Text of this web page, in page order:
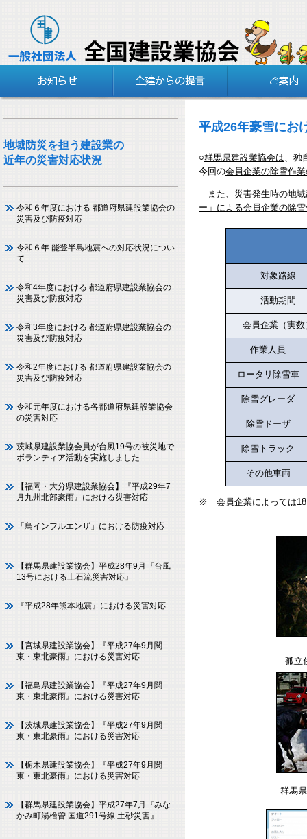
平成26年豪雪にお
○群馬県建設業協会は 、独
今回の会員企業の除雪作
また、災害発生時の地域
ー」による会員企業の除
対象路線
活動期間
会員企業（実数
作業人員
ロータリ除雪車
除雪グレーダ
除雪ドーザ
除雪トラック
その他車両
※ 会員企業によっては18
孤立
群馬
地域防災を担う建設業の
近年の災害対応状況
令和６年度における 都道府県建設業協会の
災害及び防疫対応
令和６年 能登半島地震への対応状況につい
て
令和4年度における 都道府県建設業協会の
災害及び防疫対応
令和3年度における 都道府県建設業協会の
災害及び防疫対応
令和2年度における 都道府県建設業協会の
災害及び防疫対応
令和元年度における各都道府県建設業協会
の災害対応
茨城県建設業協会員が台風19号の被災地で
ボランティア活動を実施しました
【福岡・大分県建設業協会】『平成29年7
月九州北部豪雨』における災害対応
「鳥インフルエンザ」における防疫対応
【群馬県建設業協会】平成28年9月『台風
13号における土石流災害対応』
『平成28年熊本地震』における災害対応
【宮城県建設業協会】『平成27年9月関
東・東北豪雨』における災害対応
【福島県建設業協会】『平成27年9月関
東・東北豪雨』における災害対応
【茨城県建設業協会】『平成27年9月関
東・東北豪雨』における災害対応
【栃木県建設業協会】『平成27年9月関
東・東北豪雨』における災害対応
【群馬県建設業協会】平成27年7月『みな
かみ町湯檜曽 国道291号線 土砂災害』